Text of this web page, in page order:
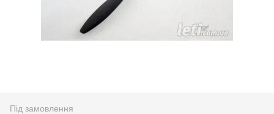
Під замовлення